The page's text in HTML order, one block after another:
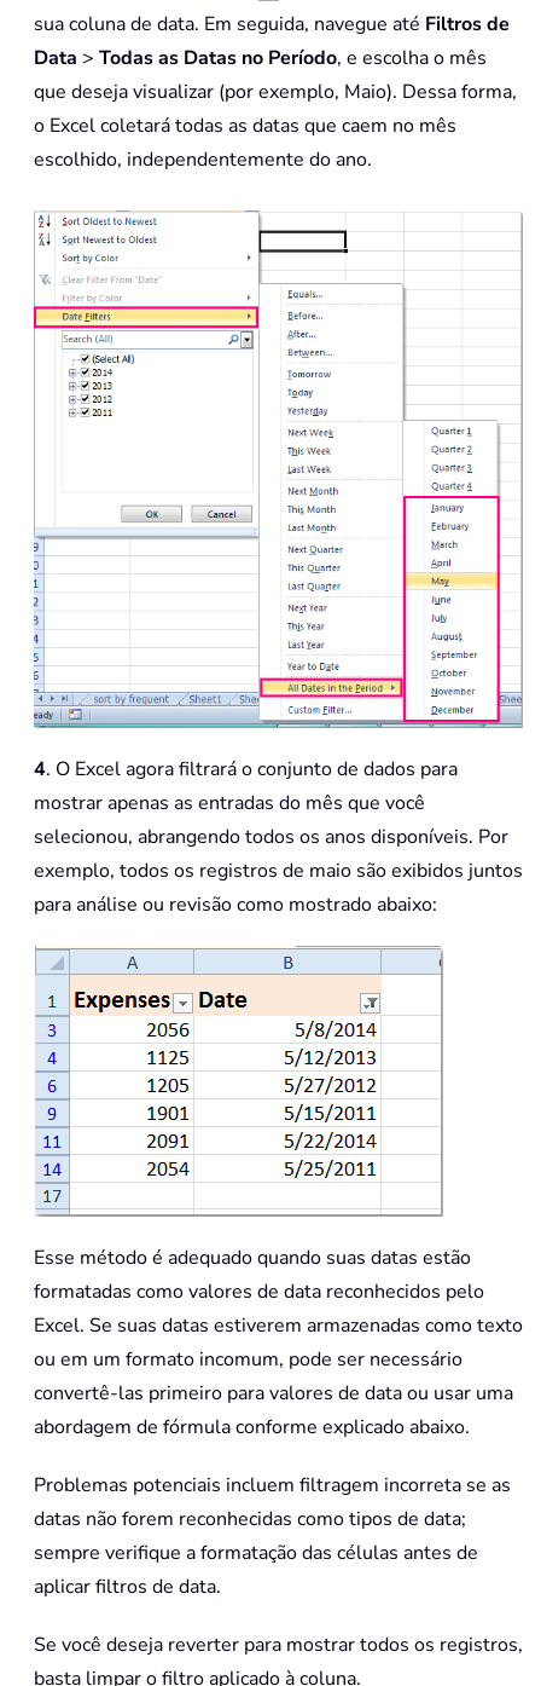
sua coluna de data. Em seguida, navegue até Filtros de
Data > Todas as Datas no Período, e escolha o mês
que deseja visualizar (por exemplo, Maio). Dessa forma,
o Excel coletará todas as datas que caem no mês
escolhido, independentemente do ano.
4. O Excel agora filtrará o conjunto de dados para
mostrar apenas as entradas do mês que você
selecionou, abrangendo todos os anos disponíveis. Por
exemplo, todos os registros de maio são exibidos juntos
para análise ou revisão como mostrado abaixo:
Esse método é adequado quando suas datas estão
formatadas como valores de data reconhecidos pelo
Excel. Se suas datas estiverem armazenadas como texto
ou em um formato incomum, pode ser necessário
convertê-las primeiro para valores de data ou usar uma
abordagem de fórmula conforme explicado abaixo.
Problemas potenciais incluem filtragem incorreta se as
datas não forem reconhecidas como tipos de data;
sempre verifique a formatação das células antes de
aplicar filtros de data.
Se você deseja reverter para mostrar todos os registros,
basta limpar o filtro aplicado à coluna.